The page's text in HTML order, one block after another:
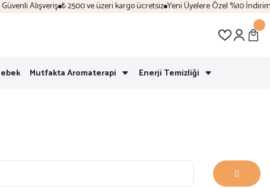
Alışveriş ₺ 2500 ve üzeri kargo ücretsiz Yeni Üyelere Özel %10 İndirim |
Mutfakta Aromaterapi Enerji Temizliği